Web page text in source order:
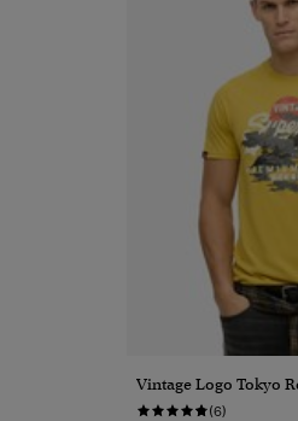
Vintage Logo Tokyo
(6)